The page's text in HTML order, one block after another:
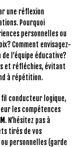
une réflexion
Pourquoi
personnelles ou
Comment envisagez-
l’équipe éducative?
et réfléchies, évitant
à répétition.
conducteur logique,
les compétences
. N’hésitez pas à
tirés de vos
personnelles (garde